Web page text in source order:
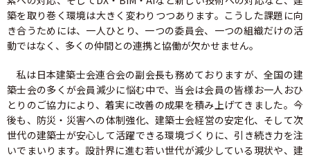
書籍等の購⼊
⽀部・委員会
関連団体
賛助・特別会員
築を取り巻く環境は大きく変わりつつあります。こうした課題に向
き合うためには、一人ひとり、一つの委員会、一つの組織だけの活
動ではなく、多くの仲間との連携と協働が欠かせません。
私は日本建築士会連合会の副会長も務めておりますが、全国の建
築士会の多くが会員減少に悩む中で、当会は会員の皆様お一人おひ
とりのご協力により、着実に改善の成果を積み上げてきました。今
後も、防災・災害への体制強化、建築士会経営の安定化、そして次
世代の建築士が安心して活躍できる環境づくりに、引き続き力を注
いでまいります。設計界に進む若い世代が減少している現状や、建